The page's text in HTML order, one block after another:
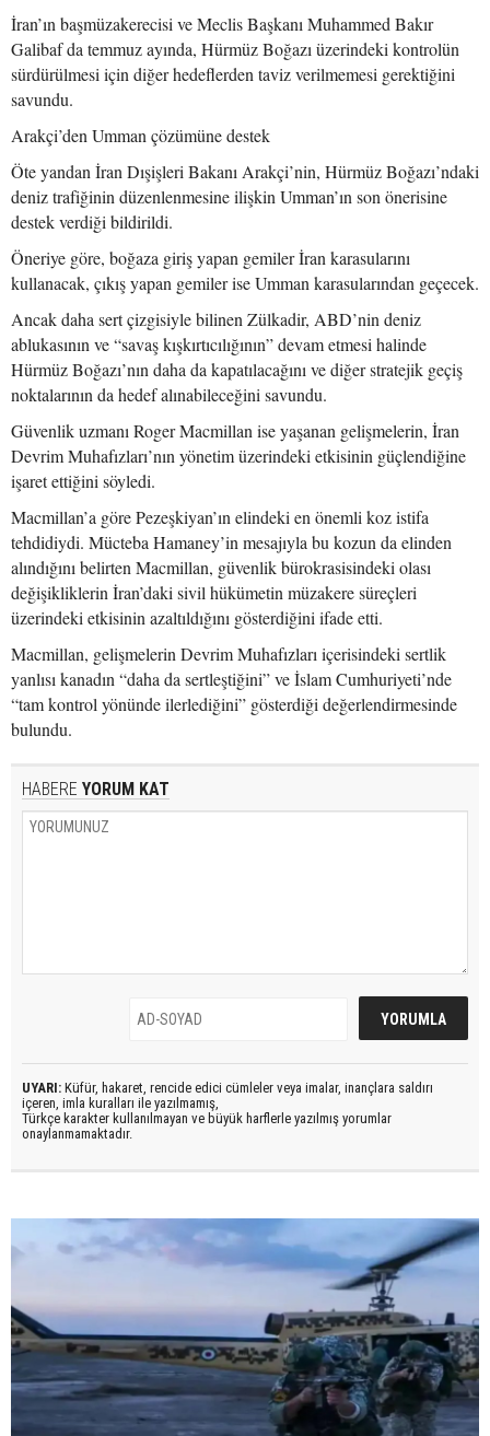
İran’ın başmüzakerecisi ve Meclis Başkanı Muhammed Bakır
Galibaf da temmuz ayında, Hürmüz Boğazı üzerindeki kontrolün
sürdürülmesi için diğer hedeflerden taviz verilmemesi gerektiğini
savundu.
Arakçi’den Umman çözümüne destek
Öte yandan İran Dışişleri Bakanı Arakçi’nin, Hürmüz Boğazı’ndaki
deniz trafiğinin düzenlenmesine ilişkin Umman’ın son önerisine
destek verdiği bildirildi.
Öneriye göre, boğaza giriş yapan gemiler İran karasularını
kullanacak, çıkış yapan gemiler ise Umman karasularından geçecek.
Ancak daha sert çizgisiyle bilinen Zülkadir, ABD’nin deniz
ablukasının ve “savaş kışkırtıcılığının” devam etmesi halinde
Hürmüz Boğazı’nın daha da kapatılacağını ve diğer stratejik geçiş
noktalarının da hedef alınabileceğini savundu.
Güvenlik uzmanı Roger Macmillan ise yaşanan gelişmelerin, İran
Devrim Muhafızları’nın yönetim üzerindeki etkisinin güçlendiğine
işaret ettiğini söyledi.
Macmillan’a göre Pezeşkiyan’ın elindeki en önemli koz istifa
tehdidiydi. Mücteba Hamaney’in mesajıyla bu kozun da elinden
alındığını belirten Macmillan, güvenlik bürokrasisindeki olası
değişikliklerin İran’daki sivil hükümetin müzakere süreçleri
üzerindeki etkisinin azaltıldığını gösterdiğini ifade etti.
Macmillan, gelişmelerin Devrim Muhafızları içerisindeki sertlik
yanlısı kanadın “daha da sertleştiğini” ve İslam Cumhuriyeti’nde
“tam kontrol yönünde ilerlediğini” gösterdiği değerlendirmesinde
bulundu.
HABERE YORUM KAT
UYARI: Küfür, hakaret, rencide edici cümleler veya imalar, inançlara saldırı
içeren, imla kuralları ile yazılmamış,
Türkçe karakter kullanılmayan ve büyük harflerle yazılmış yorumlar
onaylanmamaktadır.